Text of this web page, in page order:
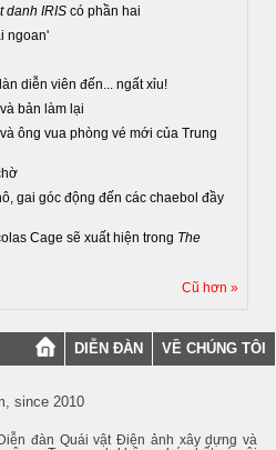
danh IRIS có phần hai
ngoan'
diễn viên đến... ngất xỉu!
bản làm lại
và ông vua phòng vé mới của Trung
gai góc động đến các chaebol đầy
Cage sẽ xuất hiện trong The
Cũ hơn »
DIỄN ĐÀN VỀ CHÚNG TÔI
since 2010
đàn Quái vật Điện ảnh xây dựng và